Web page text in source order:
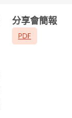
分享會簡報